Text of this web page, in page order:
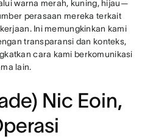
warna merah, kuning, hijau—
perasaan mereka terkait
Ini memungkinkan kami
transparansi dan konteks,
cara kami berkomunikasi
lain.
Nic Eoin,